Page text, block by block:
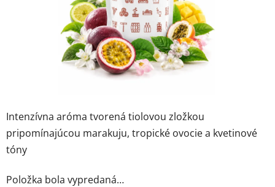
Intenzívna aróma tvorená tiolovou zložkou
pripomínajúcou marakuju, tropické ovocie a kvetinové
tóny
Položka bola vypredaná…